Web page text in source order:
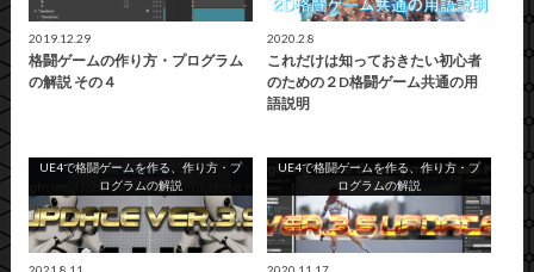
2019.12.29
格闘ゲームの作り方・プログラム
の解説 その４
2020.2.8
これだけは知っておきたい初心者
のための２D格闘ゲーム共通の用
語説明
UE4で格闘ゲームを作る、作り方・プ
ログラムの解説
UE4で格闘ゲームを作る、作り方・プ
ログラムの解説